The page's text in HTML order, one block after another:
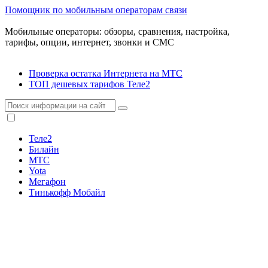
Помощник по мобильным операторам связи
Мобильные операторы: обзоры, сравнения, настройка,
тарифы, опции, интернет, звонки и СМС
Проверка остатка Интернета на МТС
ТОП дешевых тарифов Теле2
Теле2
Билайн
МТС
Yota
Мегафон
Тинькофф Мобайл